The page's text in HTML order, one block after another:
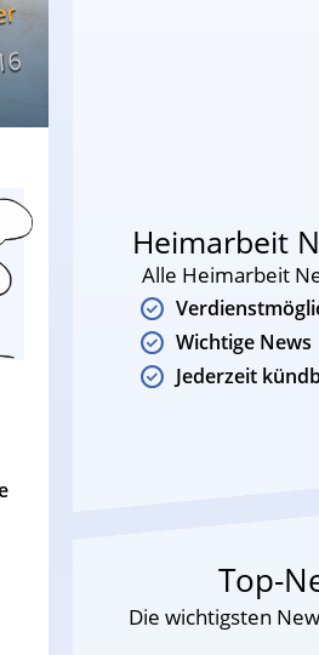
Heimarbeit
Alle Heimarbeit
Wichtige News
Jederzeit
Top-
Die wichtigsten